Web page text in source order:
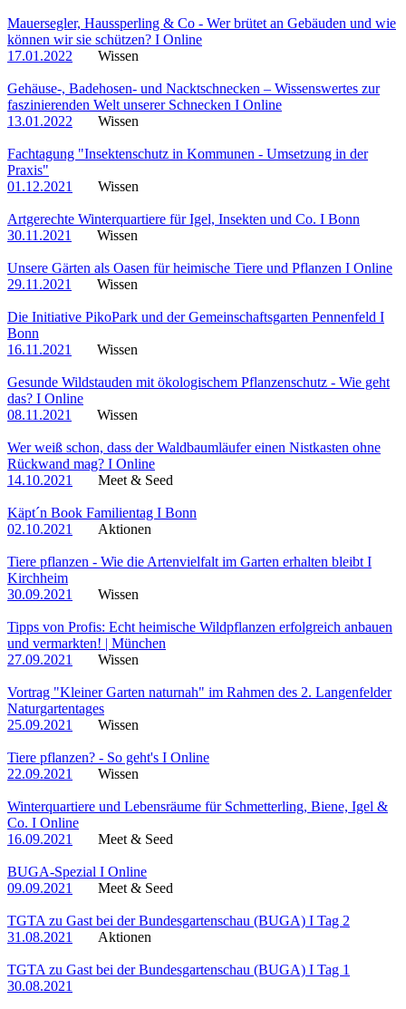
Mauersegler, Haussperling & Co - Wer brütet an Gebäuden und wie
können wir sie schützen? I Online
17.01.2022
Wissen
Gehäuse-, Badehosen- und Nacktschnecken – Wissenswertes zur
faszinierenden Welt unserer Schnecken I Online
13.01.2022
Wissen
Fachtagung "Insektenschutz in Kommunen - Umsetzung in der
Praxis"
01.12.2021
Wissen
Artgerechte Winterquartiere für Igel, Insekten und Co. I Bonn
30.11.2021
Wissen
Unsere Gärten als Oasen für heimische Tiere und Pflanzen I Online
29.11.2021
Wissen
Die Initiative PikoPark und der Gemeinschaftsgarten Pennenfeld I
Bonn
16.11.2021
Wissen
Gesunde Wildstauden mit ökologischem Pflanzenschutz - Wie geht
das? I Online
08.11.2021
Wissen
Wer weiß schon, dass der Waldbaumläufer einen Nistkasten ohne
Rückwand mag? I Online
14.10.2021
Meet & Seed
Käpt´n Book Familientag I Bonn
02.10.2021
Aktionen
Tiere pflanzen - Wie die Artenvielfalt im Garten erhalten bleibt I
Kirchheim
30.09.2021
Wissen
Tipps von Profis: Echt heimische Wildpflanzen erfolgreich anbauen
und vermarkten! | München
27.09.2021
Wissen
Vortrag "Kleiner Garten naturnah" im Rahmen des 2. Langenfelder
Naturgartentages
25.09.2021
Wissen
Tiere pflanzen? - So geht's I Online
22.09.2021
Wissen
Winterquartiere und Lebensräume für Schmetterling, Biene, Igel &
Co. I Online
16.09.2021
Meet & Seed
BUGA-Spezial I Online
09.09.2021
Meet & Seed
TGTA zu Gast bei der Bundesgartenschau (BUGA) I Tag 2
31.08.2021
Aktionen
TGTA zu Gast bei der Bundesgartenschau (BUGA) I Tag 1
30.08.2021